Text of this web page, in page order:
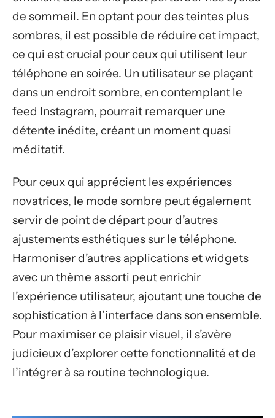
de sommeil. En optant pour des teintes plus
sombres, il est possible de réduire cet impact,
ce qui est crucial pour ceux qui utilisent leur
téléphone en soirée. Un utilisateur se plaçant
dans un endroit sombre, en contemplant le
feed Instagram, pourrait remarquer une
détente inédite, créant un moment quasi
méditatif.
Pour ceux qui apprécient les expériences
novatrices, le mode sombre peut également
servir de point de départ pour d’autres
ajustements esthétiques sur le téléphone.
Harmoniser d’autres applications et widgets
avec un thème assorti peut enrichir
l’expérience utilisateur, ajoutant une touche de
sophistication à l’interface dans son ensemble.
Pour maximiser ce plaisir visuel, il s’avère
judicieux d’explorer cette fonctionnalité et de
l’intégrer à sa routine technologique.